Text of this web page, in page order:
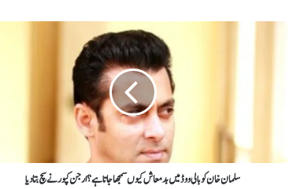
سمجھا
سلمان خان کو بالی ووڈ میں بدمعاش کیوں سمجھا جاتا ہے؟ ارجن کپور نے سچ بتادیا